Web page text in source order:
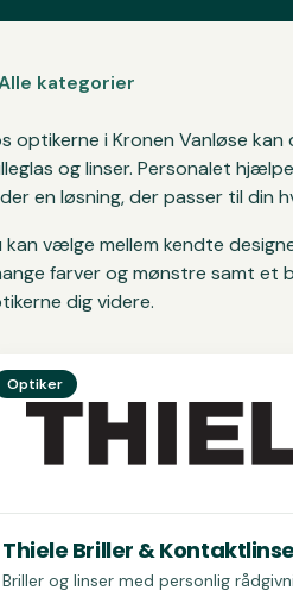
kategorier
optikerne i Kronen Vanløse
og linser. Personalet
en løsning, der passer til din
kan vælge mellem kendte
farver og mønstre samt et
dig videre.
Thiele Briller & Kontaktlinser
Optiker
Thiele Briller &
Briller og linser med personlig